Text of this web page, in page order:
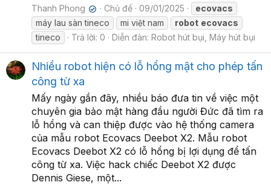
Thanh Phong ✔ Chủ đề 09/01/2025
ecovacs
máy lau sàn tineco
mi việt nam robot ecovacs
tineco
Trả lời: 0 Diễn đàn: Robot hút bụi, Máy hút bụi
Nhiều robot hiện có lỗ hổng mật cho phép tấn
công từ xa
Mấy ngày gần đây, nhiều báo đưa tin về việc một
chuyên gia bảo mật hàng đầu người Đức đã tìm ra
lỗ hổng và can thiệp được vào hệ thống camera
của mẫu robot Ecovacs Deebot X2. Mẫu robot
Ecovacs Deebot X2 có lỗ hổng bị lợi dụng để tấn
công từ xa. Việc hack chiếc Deebot X2 được
Dennis Giese, một...